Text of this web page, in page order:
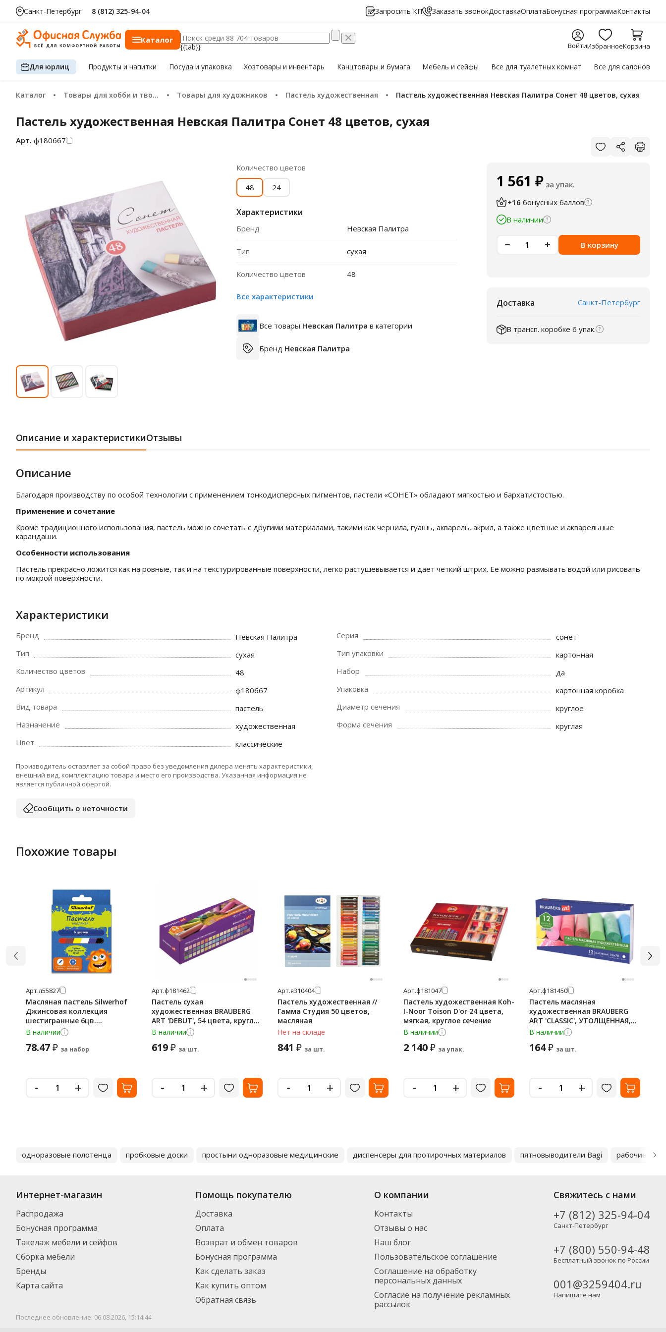
Санкт-Петербург 8 (812) 325-94-04 Запросить КП Заказать звонокДоставкаОплатаБонусная программаКонтакты
Каталог
{{tab}} ВойтиИзбранноеКорзина
Для юрлиц Продуктыи напитки Посуда и упаковка Хозтоварыи инвентарь Канцтовары и бумага Мебельи сейфы Все для туалетных комнат Все для салонов
Каталог Товары для хобби и творчества Товары для художников Пастель художественная Пастель художественная Невская Палитра Сонет 48 цветов, сухая
Пастель художественная Невская Палитра Сонет 48 цветов, сухая
Арт. ф180667
Количество цветов
48
24
Характеристики
Бренд Невская Палитра
Тип сухая
Количество цветов 48
Все характеристики
Все товары Невская Палитра в категории
Бренд Невская Палитра
1 561 ₽ за упак.
+16 бонусных баллов
В наличии
В корзину
Доставка Санкт-Петербург
В трансп. коробке 6 упак.
Описание и характеристикиОтзывы
Описание
Благодаря производству по особой технологии с применением тонкодисперсных пигментов, пастели «СОНЕТ» обладают мягкостью и бархатистостью.
Применение и сочетание
Кроме традиционного использования, пастель можно сочетать с другими материалами, такими как чернила, гуашь, акварель, акрил, а также цветные и акварельные
карандаши.
Особенности использования
Пастель прекрасно ложится как на ровные, так и на текстурированные поверхности, легко растушевывается и дает четкий штрих. Ее можно размывать водой или рисовать
по мокрой поверхности.
Характеристики
Бренд
Невская Палитра
Тип
сухая
Количество цветов
48
Артикул
ф180667
Вид товара
пастель
Назначение
художественная
Цвет
классические
Серия
сонет
Тип упаковки
картонная
Набор
да
Упаковка
картонная коробка
Диаметр сечения
круглое
Форма сечения
круглая
Производитель оставляет за собой право без уведомления дилера менять характеристики,
внешний вид, комплектацию товара и место его производства. Указанная информация не
является публичной офертой.
Сообщить о неточности
Похожие товары
Арт.л55827
Масляная пастель Silwerhof
Джинсовая коллекция
шестигранные 6цв.
дл.75ммд.11мм картон.кор.
В наличии
78.47₽ за набор
- +
Арт.ф181462
Пастель сухая
художественная BRAUBERG
ART 'DEBUT', 54 цвета, круглое
сечение, 181462
В наличии
619₽ за шт.
- +
Арт.я310404
Пастель художественная //
Гамма Студия 50 цветов,
масляная
Нет на складе
841 ₽ за шт.
- +
Арт.ф181047
Пастель художественная Koh-
I-Noor Toison D'or 24 цвета,
мягкая, круглое сечение
В наличии
2 140₽ за упак.
- +
Арт.ф181450
Пастель масляная
художественная BRAUBERG
ART 'CLASSIC', УТОЛЩЕННАЯ,
12 цветов, круглое сечение,
В наличии
164₽ за шт.
- +
одноразовые полотенца пробковые доски простыни одноразовые медицинские диспенсеры для протирочных материалов пятновыводители Bagi рабочие
Интернет-магазин
Распродажа
Бонусная программа
Такелаж мебели и сейфов
Сборка мебели
Бренды
Карта сайта
Помощь покупателю
Доставка
Оплата
Возврат и обмен товаров
Бонусная программа
Как сделать заказ
Как купить оптом
Обратная связь
О компании
Контакты
Отзывы о нас
Наш блог
Пользовательское соглашение
Соглашение на обработку
персональных данных
Согласие на получение рекламных
рассылок
Свяжитесь с нами
+7 (812) 325-94-04
Санкт-Петербург
+7 (800) 550-94-48
Бесплатный звонок по России
001@3259404.ru
Напишите нам
Последнее обновление: 06.08.2026, 15:14:44